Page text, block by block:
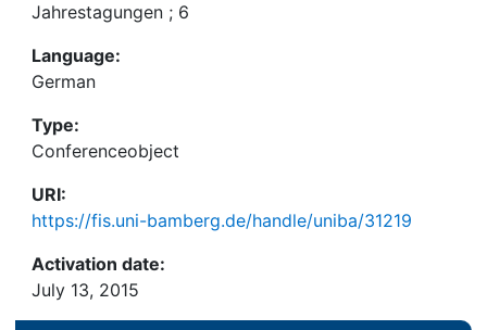
Jahrestagungen ; 6
Language:
German
Type:
Conferenceobject
URI:
https://fis.uni-bamberg.de/handle/uniba/31219
Activation date:
July 13, 2015